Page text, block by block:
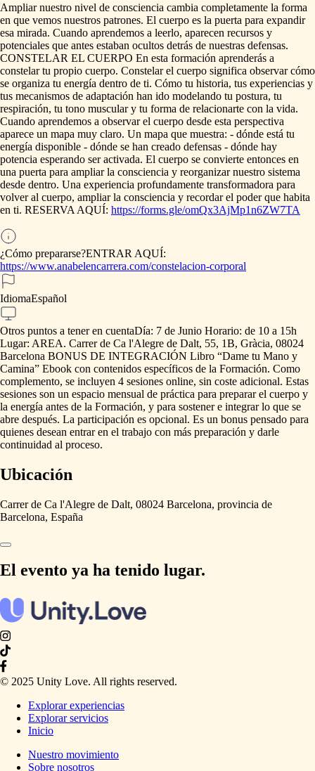
Ampliar nuestro nivel de consciencia cambia completamente la forma
en que vemos nuestros patrones. El cuerpo es la puerta para expandir
esa mirada. Cuando aprendemos a leerlo, aparecen recursos y
potenciales que antes estaban ocultos detrás de nuestras defensas.
CONSTELAR EL CUERPO En esta formación aprenderás a
constelar tu propio cuerpo. Constelar el cuerpo significa observar cómo
se organiza tu energía dentro de ti. Cómo tu historia, tus experiencias y
tus mecanismos de adaptación han ido modelando tu postura, tu
respiración, tu tono muscular y tu forma de relacionarte con la vida.
Cuando aprendemos a observar el cuerpo desde esta perspectiva
aparece un mapa muy claro. Un mapa que muestra: - dónde está tu
energía disponible - dónde se han creado defensas - dónde hay
potencia esperando ser activada. El cuerpo se convierte entonces en
una puerta para ampliar la consciencia y reorganizar nuestro sistema
desde dentro. Una experiencia profundamente transformadora para
volver al cuerpo, ampliar la consciencia y recordar el poder que habita
en ti. RESERVA AQUÍ: https://forms.gle/omQx3AjMp1n6ZW7TA
¿Cómo prepararse?ENTRAR AQUÍ:
https://www.anabelencarrera.com/constelacion-corporal
IdiomaEspañol
Otros puntos a tener en cuentaDía: 7 de Junio Horario: de 10 a 15h
Lugar: AREA. Carrer de Ca l'Alegre de Dalt, 55, 1B, Gràcia, 08024
Barcelona BONUS DE INTEGRACIÓN Libro “Dame tu Mano y
Camina” Ebook con contenidos específicos de la Formación. Como
complemento, se incluyen 4 sesiones online, sin coste adicional. Estas
sesiones son un espacio mensual de práctica para preparar el cuerpo y
la energía antes de la Formación, y para sostener e integrar lo que se
abre después. La participación es opcional. Es un bonus pensado para
quienes desean entrar en el trabajo con más preparación y darle
continuidad al proceso.
Ubicación
Carrer de Ca l'Alegre de Dalt, 08024 Barcelona, provincia de
Barcelona, España
El evento ya ha tenido lugar.
© 2025 Unity Love. All rights reserved.
Explorar experiencias
Explorar servicios
Inicio
Nuestro movimiento
Sobre nosotros